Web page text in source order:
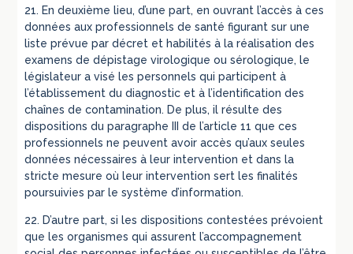
21. En deuxième lieu, d’une part, en ouvrant l’accès à ces
données aux professionnels de santé figurant sur une
liste prévue par décret et habilités à la réalisation des
examens de dépistage virologique ou sérologique, le
législateur a visé les personnels qui participent à
l’établissement du diagnostic et à l’identification des
chaînes de contamination. De plus, il résulte des
dispositions du paragraphe III de l’article 11 que ces
professionnels ne peuvent avoir accès qu’aux seules
données nécessaires à leur intervention et dans la
stricte mesure où leur intervention sert les finalités
poursuivies par le système d’information.
22. D’autre part, si les dispositions contestées prévoient
que les organismes qui assurent l’accompagnement